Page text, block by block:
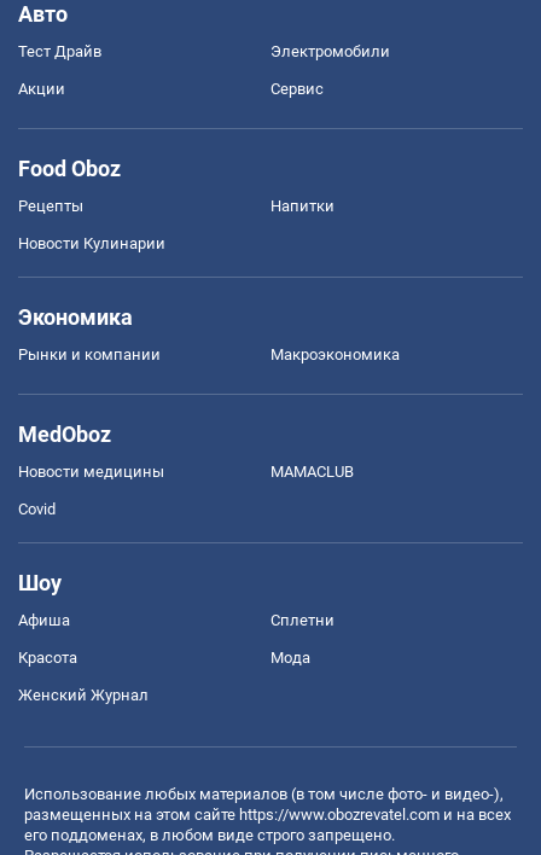
Авто
Тест Драйв Электромобили
Акции Сервис
Food Oboz
Рецепты Напитки
Новости Кулинарии
Экономика
Рынки и компании Mакроэкономика
MedOboz
Новости медицины MAMACLUB
Covid
Шоу
Афиша Сплетни
Красота Мода
Женский Журнал
Использование любых материалов (в том числе фото- и видео-),
размещенных на этом сайте https://www.obozrevatel.com и на всех
его поддоменах, в любом виде строго запрещено.